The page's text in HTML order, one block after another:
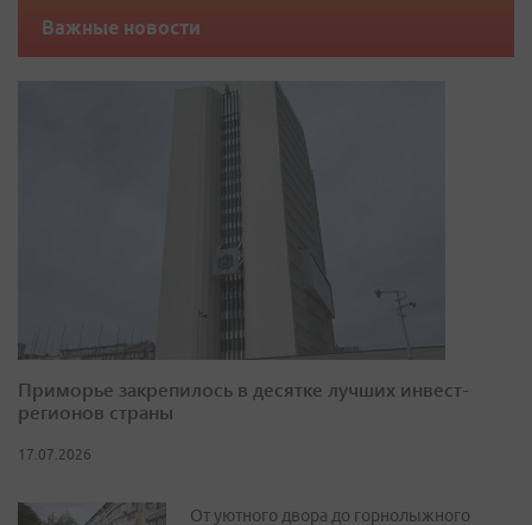
Важные новости
Приморье закрепилось в десятке лучших инвест-
регионов страны
17.07.2026
От уютного двора до горнолыжного